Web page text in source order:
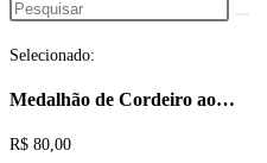
Selecionado:
Medalhão de Cordeiro ao…
R$ 80,00